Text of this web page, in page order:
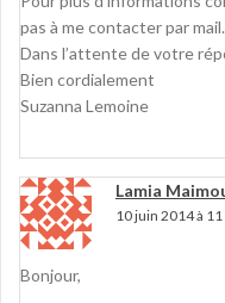
pas à me contacter par mail.
Dans l’attente de votre
Bien cordialement
Suzanna Lemoine
Lamia
10 juin 2014 à
Bonjour,